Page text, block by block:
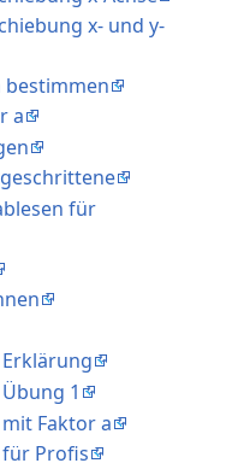
x- und y-
bestimmen
a
für
1
Faktor a
Profis